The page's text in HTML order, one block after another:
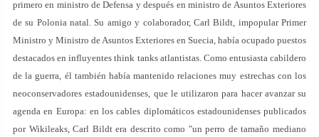
primero en ministro de Defensa y después en ministro de Asuntos Exteriores
de su Polonia natal. Su amigo y colaborador, Carl Bildt, impopular Primer
Ministro y Ministro de Asuntos Exteriores en Suecia, había ocupado puestos
destacados en influyentes think tanks atlantistas. Como entusiasta cabildero
de la guerra, él también había mantenido relaciones muy estrechas con los
neoconservadores estadounidenses, que le utilizaron para hacer avanzar su
agenda en Europa: en los cables diplomáticos estadounidenses publicados
por Wikileaks, Carl Bildt era descrito como "un perro de tamaño mediano